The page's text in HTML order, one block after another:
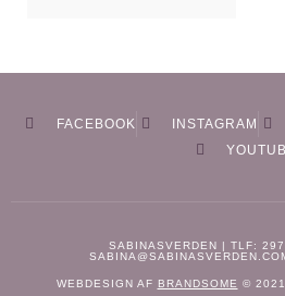
FACEBOOK INSTAGRAM
SABINASVERDEN | TLF:
WEBDESIGN AF BRANDSOME © 2021